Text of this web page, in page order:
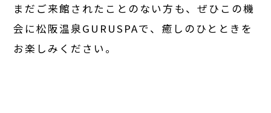
まだご来館されたことのない方も、ぜひこの機
会に松阪温泉GURUSPAで、癒しのひとときを
お楽しみください。